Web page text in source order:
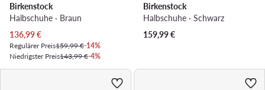
Birkenstock
Halbschuhe · Braun
Aktueller Preis
136,99€
Regulärer Preis159,99 €-14%
Niedrigster Preis143,99 €-4%
Birkenstock
Halbschuhe · Schwarz
159,99€